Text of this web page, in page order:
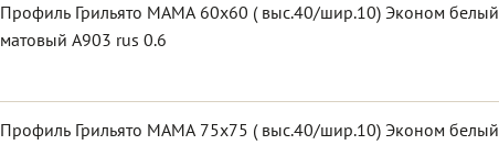
Профиль Грильято МАМА 60х60 ( выс.40/шир.10) Эконом белый
матовый А903 rus 0.6
Профиль Грильято МАМА 75х75 ( выс.40/шир.10) Эконом белый